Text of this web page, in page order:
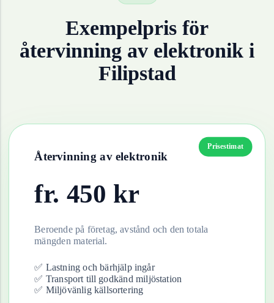
Exempelpris för
återvinning av elektronik i
Filipstad
Prisestimat
Återvinning av elektronik
fr. 450 kr
Beroende på företag, avstånd och den totala
mängden material.
✅ Lastning och bärhjälp ingår
✅ Transport till godkänd miljöstation
✅ Miljövänlig källsortering